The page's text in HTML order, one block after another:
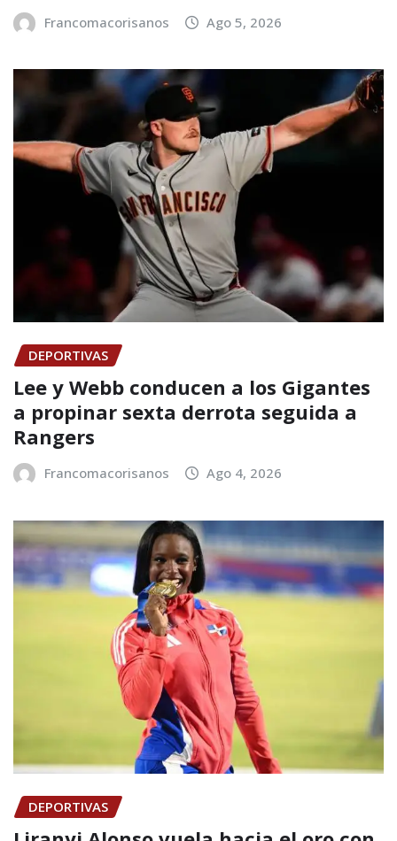
Francomacorisanos Ago 5, 2026
DEPORTIVAS
Lee y Webb conducen a los Gigantes
a propinar sexta derrota seguida a
Rangers
Francomacorisanos Ago 4, 2026
DEPORTIVAS